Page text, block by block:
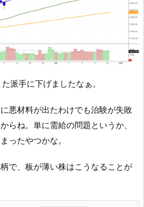
派手に下げましたなぁ。
悪材料が出たわけでも治験が失敗
らね。単に需給の問題というか、
ったやつかな。
で、板が薄い株はこうなることが